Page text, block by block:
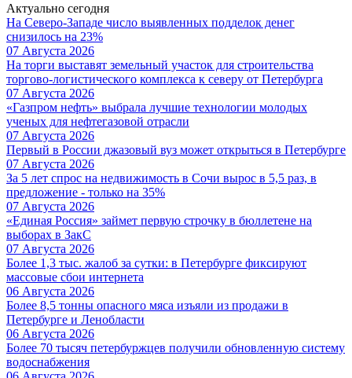
Актуально сегодня
На Северо-Западе число выявленных подделок денег
снизилось на 23%
07 Августа 2026
На торги выставят земельный участок для строительства
торгово-логистического комплекса к северу от Петербурга
07 Августа 2026
«Газпром нефть» выбрала лучшие технологии молодых
ученых для нефтегазовой отрасли
07 Августа 2026
Первый в России джазовый вуз может открыться в Петербурге
07 Августа 2026
За 5 лет спрос на недвижимость в Сочи вырос в 5,5 раз, в
предложение - только на 35%
07 Августа 2026
«Единая Россия» займет первую строчку в бюллетене на
выборах в ЗакС
07 Августа 2026
Более 1,3 тыс. жалоб за сутки: в Петербурге фиксируют
массовые сбои интернета
06 Августа 2026
Более 8,5 тонны опасного мяса изъяли из продажи в
Петербурге и Ленобласти
06 Августа 2026
Более 70 тысяч петербуржцев получили обновленную систему
водоснабжения